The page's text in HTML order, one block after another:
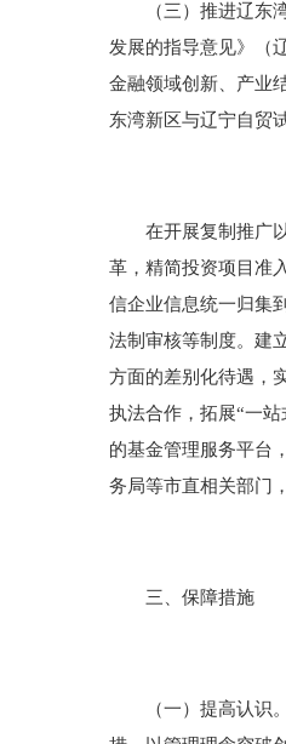
（三）推进辽东湾
发展的指导意见》（
金融领域创新、产业
东湾新区与辽宁自贸
在开展复制推广以
革，精简投资项目准
信企业信息统一归集
法制审核等制度。建
方面的差别化待遇，
执法合作，拓展“一
的基金管理服务平台
务局等市直相关部门
三、保障措施
（一）提高认识。